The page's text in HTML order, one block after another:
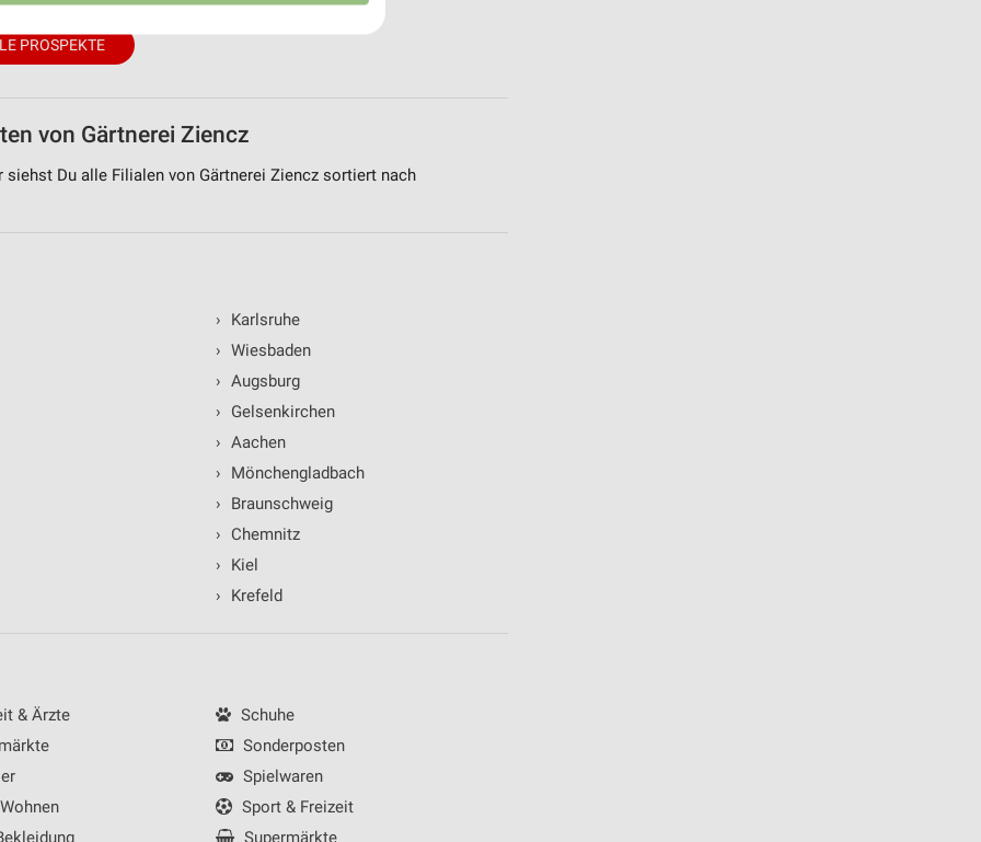
PROSPEKTE
von Gärtnerei Ziencz
Du alle Filialen von Gärtnerei Ziencz sortiert nach
›
Karlsruhe
› Wiesbaden
› Augsburg
›
Gelsenkirchen
› Aachen
›
Mönchengladbach
›
Braunschweig
›
Chemnitz
›
Kiel
›
Krefeld
& Ärzte
Schuhe
Sonderposten
Spielwaren
Sport & Freizeit
Supermärkte